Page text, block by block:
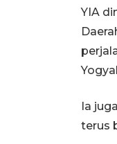
YIA
Ia
terus